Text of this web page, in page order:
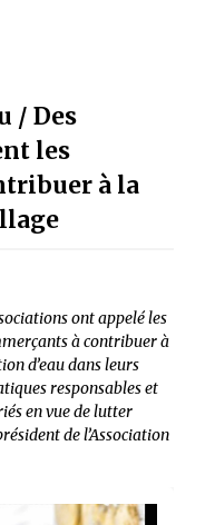
/ Des
les
à la
ont appelé les
à contribuer à
d’eau dans leurs
responsables et
en vue de lutter
de l’Association